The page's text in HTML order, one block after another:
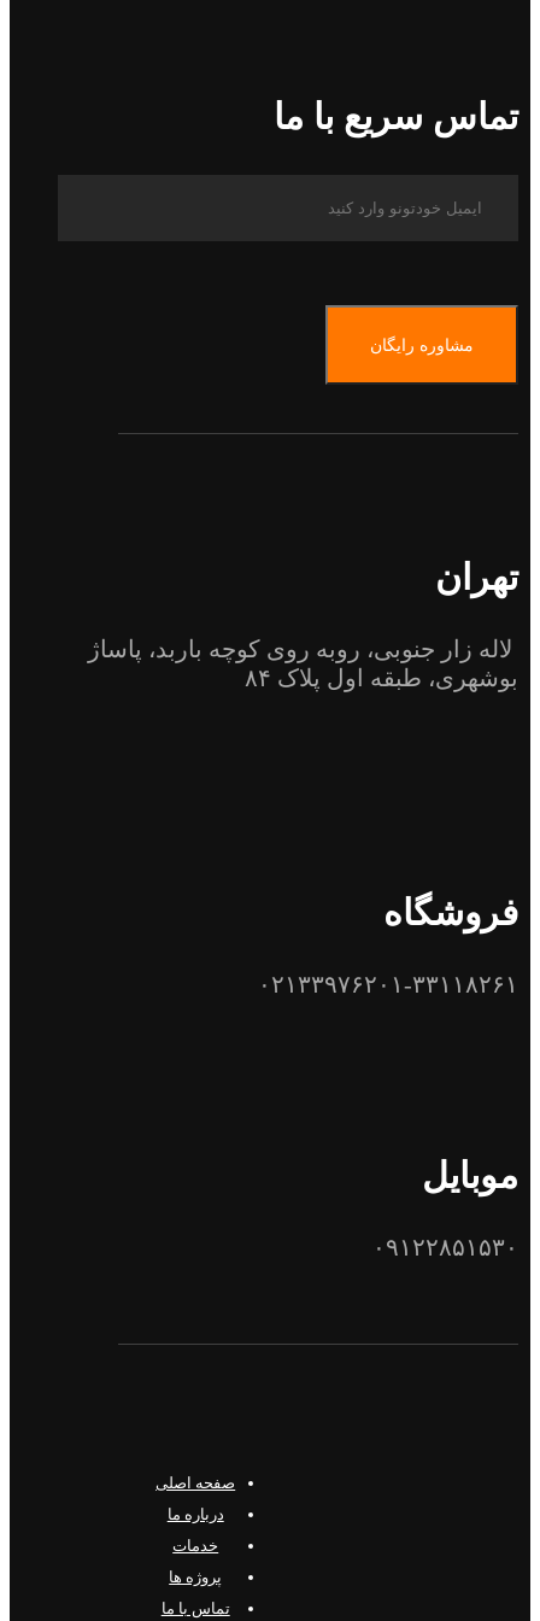
تماس سریع با ما
مشاوره رایگان
تهران
لاله زار جنوبی، روبه روی کوچه باربد، پاساژ
بوشهری، طبقه اول پلاک ۸۴
فروشگاه
۰۲۱۳۳۹۷۶۲۰۱-۳۳۱۱۸۲۶۱
موبایل
۰۹۱۲۲۸۵۱۵۳۰
صفحه اصلی
درباره ما
خدمات
پروژه ها
تماس با ما